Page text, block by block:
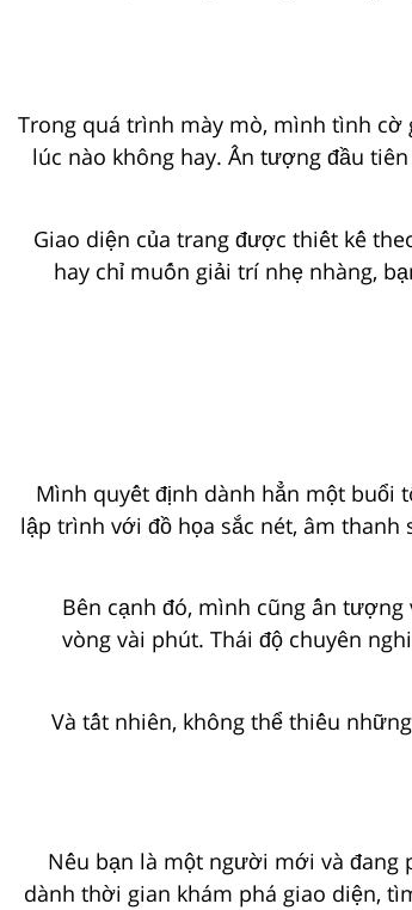
Trong quá trình mày mò, mình tình cờ
lúc nào không hay. Ấn tượng đầu
Giao diện của trang được thiết kế
hay chỉ muốn giải trí nhẹ nhàng,
Mình quyết định dành hẳn một buổi
lập trình với đồ họa sắc nét, âm thanh
Bên cạnh đó, mình cũng ấn
vòng vài phút. Thái độ chuyên
Và tất nhiên, không thể thiếu
Nếu bạn là một người mới và đang
dành thời gian khám phá giao diện,